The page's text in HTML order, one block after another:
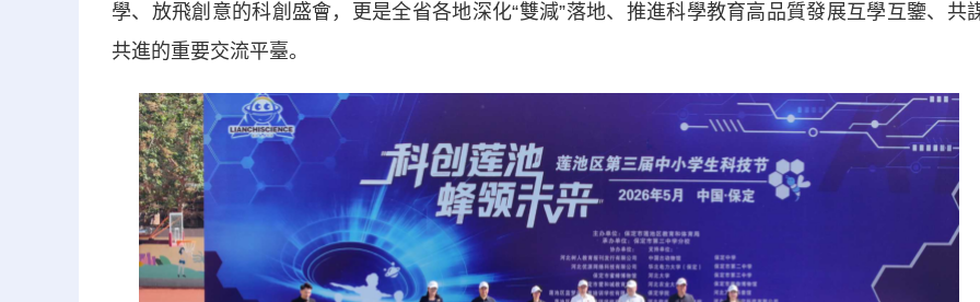
學、放飛創意的科創盛會，更是全省各地深化“雙減”落地、推進科學教育高品質發展互學互鑒、共
共進的重要交流平臺。